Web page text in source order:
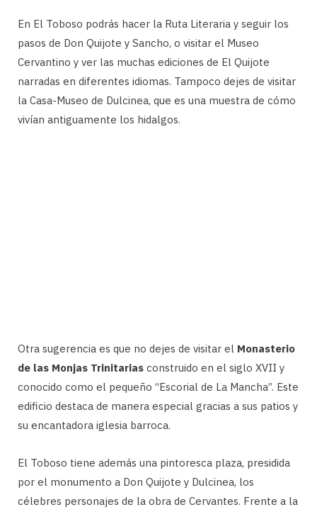
En El Toboso podrás hacer la Ruta Literaria y seguir los
pasos de Don Quijote y Sancho, o visitar el Museo
Cervantino y ver las muchas ediciones de El Quijote
narradas en diferentes idiomas. Tampoco dejes de visitar
la Casa-Museo de Dulcinea, que es una muestra de cómo
vivían antiguamente los hidalgos.
Otra sugerencia es que no dejes de visitar el Monasterio
de las Monjas Trinitarias construido en el siglo XVII y
conocido como el pequeño “Escorial de La Mancha”. Este
edificio destaca de manera especial gracias a sus patios y
su encantadora iglesia barroca.
El Toboso tiene además una pintoresca plaza, presidida
por el monumento a Don Quijote y Dulcinea, los
célebres personajes de la obra de Cervantes. Frente a la